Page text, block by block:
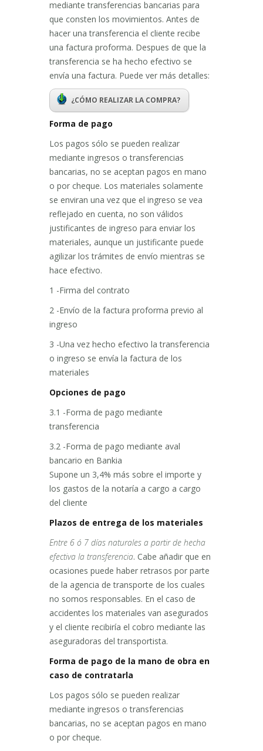
mediante transferencias bancarias para
que consten los movimientos. Antes de
hacer una transferencia el cliente recibe
una factura proforma. Despues de que la
transferencia se ha hecho efectivo se
envía una factura. Puede ver más detalles:
¿CÓMO REALIZAR LA COMPRA?
Forma de pago
Los pagos sólo se pueden realizar
mediante ingresos o transferencias
bancarias, no se aceptan pagos en mano
o por cheque. Los materiales solamente
se enviran una vez que el ingreso se vea
reflejado en cuenta, no son válidos
justificantes de ingreso para enviar los
materiales, aunque un justificante puede
agilizar los trámites de envío mientras se
hace efectivo.
1 -Firma del contrato
2 -Envío de la factura proforma previo al
ingreso
3 -Una vez hecho efectivo la transferencia
o ingreso se envía la factura de los
materiales
Opciones de pago
3.1 -Forma de pago mediante
transferencia
3.2 -Forma de pago mediante aval
bancario en Bankia
Supone un 3,4% más sobre el importe y
los gastos de la notaría a cargo a cargo
del cliente
Plazos de entrega de los materiales
Entre 6 ó 7 días naturales a partir de hecha
efectiva la transferencia. Cabe añadir que en
ocasiones puede haber retrasos por parte
de la agencia de transporte de los cuales
no somos responsables. En el caso de
accidentes los materiales van asegurados
y el cliente recibiría el cobro mediante las
aseguradoras del transportista.
Forma de pago de la mano de obra en
caso de contratarla
Los pagos sólo se pueden realizar
mediante ingresos o transferencias
bancarias, no se aceptan pagos en mano
o por cheque.